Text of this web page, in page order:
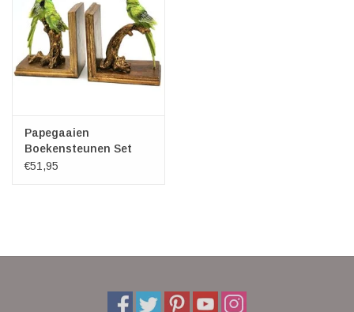
Papegaaien
Boekensteunen Set
van 2
€51,95